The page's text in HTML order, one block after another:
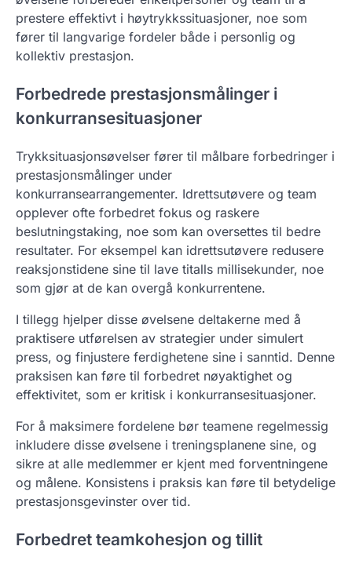
prestere effektivt i høytrykkssituasjoner, noe som
fører til langvarige fordeler både i personlig og
kollektiv prestasjon.
Forbedrede prestasjonsmålinger i
konkurransesituasjoner
Trykksituasjonsøvelser fører til målbare forbedringer i
prestasjonsmålinger under
konkurransearrangementer. Idrettsutøvere og team
opplever ofte forbedret fokus og raskere
beslutningstaking, noe som kan oversettes til bedre
resultater. For eksempel kan idrettsutøvere redusere
reaksjonstidene sine til lave titalls millisekunder, noe
som gjør at de kan overgå konkurrentene.
I tillegg hjelper disse øvelsene deltakerne med å
praktisere utførelsen av strategier under simulert
press, og finjustere ferdighetene sine i sanntid. Denne
praksisen kan føre til forbedret nøyaktighet og
effektivitet, som er kritisk i konkurransesituasjoner.
For å maksimere fordelene bør teamene regelmessig
inkludere disse øvelsene i treningsplanene sine, og
sikre at alle medlemmer er kjent med forventningene
og målene. Konsistens i praksis kan føre til betydelige
prestasjonsgevinster over tid.
Forbedret teamkohesjon og tillit